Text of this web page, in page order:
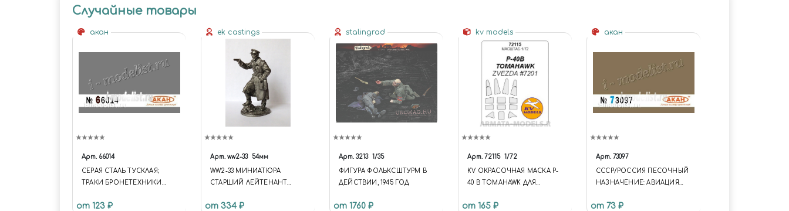
Случайные товары
акан
Арт. 66014
СЕРАЯ СТАЛЬ ТУСКЛАЯ;
ТРАКИ БРОНЕТЕХНИКИ
от 123 ₽
ek castings
Арт. ww2-33 54мм
WW2-33 МИНИАТЮРА
СТАРШИЙ ЛЕЙТЕНАНТ
ГГ. СССР
от 334 ₽
stalingrad
Арт. 3213 1/35
ФИГУРА ФОЛЬКСШТУРМ В
ДЕЙСТВИИ, 1945 ГОД
от 1760 ₽
kv models
Арт. 72115 1/72
KV ОКРАСОЧНАЯ МАСКА P-
40 B TOMAHAWK ДЛЯ
FROG / NOVO
от 165 ₽
акан
Арт. 73097
СССР/РОССИЯ ПЕСОЧНЫЙ
НАЗНАЧЕНИЕ: АВИАЦИЯ
ГОДЫ В АФГАНИСТАНЕ -
от 73 ₽